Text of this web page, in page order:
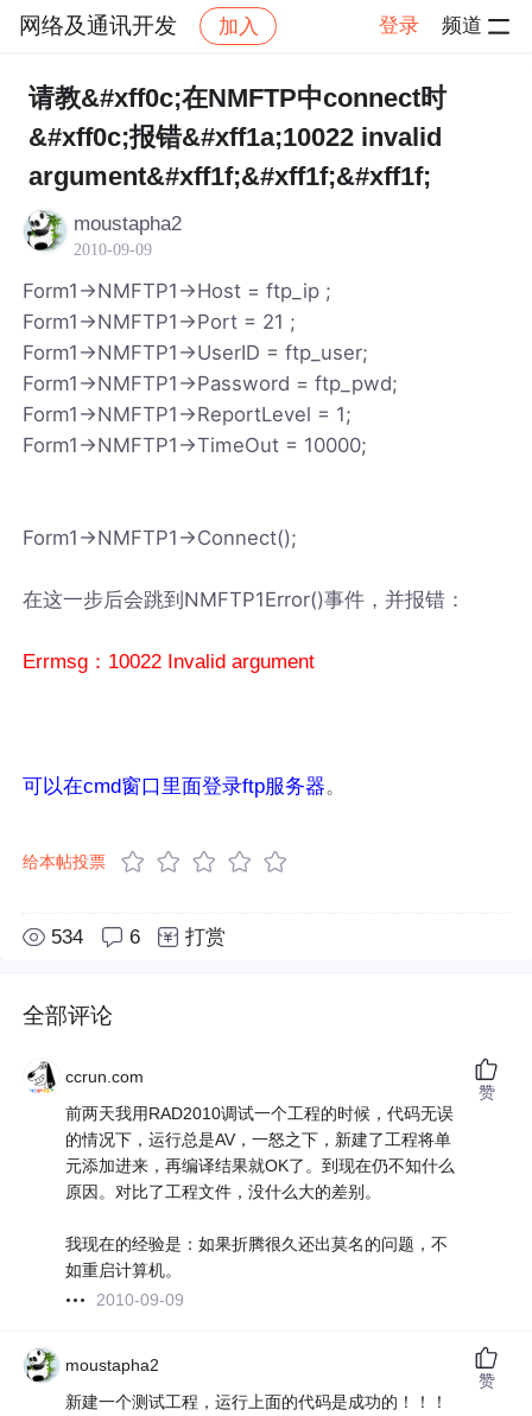
网络及通讯开发 加入 登录 频道
社区 网络及通讯开发 帖子详情
请教&#xff0c;在NMFTP中connect时
&#xff0c;报错&#xff1a;10022 invalid
argument&#xff1f;&#xff1f;&#xff1f;
moustapha2
2010-09-09
Form1->NMFTP1->Host = ftp_ip ;
Form1->NMFTP1->Port = 21 ;
Form1->NMFTP1->UserID = ftp_user;
Form1->NMFTP1->Password = ftp_pwd;
Form1->NMFTP1->ReportLevel = 1;
Form1->NMFTP1->TimeOut = 10000;
Form1->NMFTP1->Connect();
在这一步后会跳到NMFTP1Error()事件，并报错：
Errmsg：10022 Invalid argument
可以在cmd窗口里面登录ftp服务器。
给本帖投票
534 6 打赏
全部评论
ccrun.com
前两天我用RAD2010调试一个工程的时候，代码无误
的情况下，运行总是AV，一怒之下，新建了工程将单
元添加进来，再编译结果就OK了。到现在仍不知什么
原因。对比了工程文件，没什么大的差别。
我现在的经验是：如果折腾很久还出莫名的问题，不
如重启计算机。
2010-09-09
赞
moustapha2
新建一个测试工程，运行上面的代码是成功的！！！
赞